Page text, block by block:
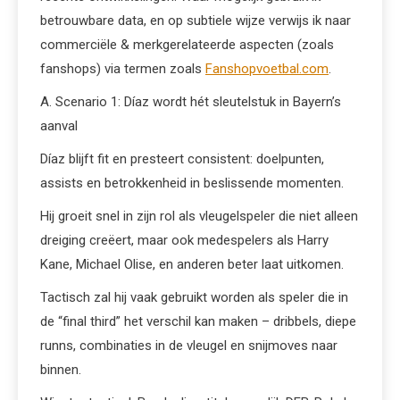
betrouwbare data, en op subtiele wijze verwijs ik naar
commerciële & merkgerelateerde aspecten (zoals
fanshops) via termen zoals Fanshopvoetbal.com.
A. Scenario 1: Díaz wordt hét sleutelstuk in Bayern’s
aanval
Díaz blijft fit en presteert consistent: doelpunten,
assists en betrokkenheid in beslissende momenten.
Hij groeit snel in zijn rol als vleugelspeler die niet alleen
dreiging creëert, maar ook medespelers als Harry
Kane, Michael Olise, en anderen beter laat uitkomen.
Tactisch zal hij vaak gebruikt worden als speler die in
de “final third” het verschil kan maken – dribbels, diepe
runns, combinaties in de vleugel en snijmoves naar
binnen.